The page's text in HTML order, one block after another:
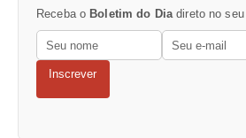
Receba o Boletim do Dia direto no
Inscrever